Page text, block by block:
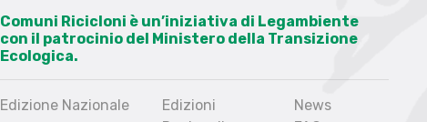
Comuni Ricicloni è un’iniziativa di Legambiente
con il patrocinio del Ministero della Transizione
Ecologica.
Edizione Nazionale
Edizioni
News